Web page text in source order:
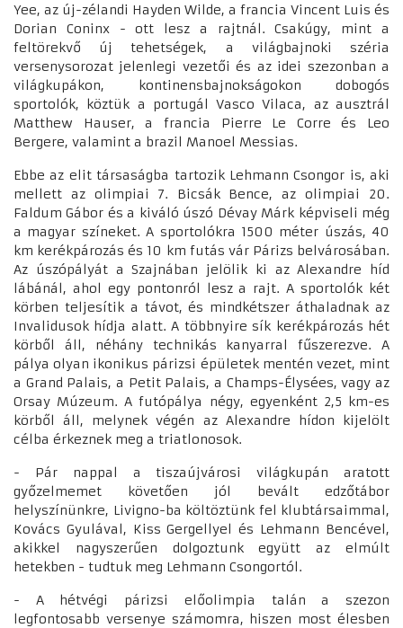
Yee, az új-zélandi Hayden Wilde, a francia Vincent Luis és
Dorian Coninx - ott lesz a rajtnál. Csakúgy, mint a
feltörekvő új tehetségek, a világbajnoki széria
versenysorozat jelenlegi vezetői és az idei szezonban a
világkupákon, kontinensbajnokságokon dobogós
sportolók, köztük a portugál Vasco Vilaca, az ausztrál
Matthew Hauser, a francia Pierre Le Corre és Leo
Bergere, valamint a brazil Manoel Messias.
Ebbe az elit társaságba tartozik Lehmann Csongor is, aki
mellett az olimpiai 7. Bicsák Bence, az olimpiai 20.
Faldum Gábor és a kiváló úszó Dévay Márk képviseli még
a magyar színeket. A sportolókra 1500 méter úszás, 40
km kerékpározás és 10 km futás vár Párizs belvárosában.
Az úszópályát a Szajnában jelölik ki az Alexandre híd
lábánál, ahol egy pontonról lesz a rajt. A sportolók két
körben teljesítik a távot, és mindkétszer áthaladnak az
Invalidusok hídja alatt. A többnyire sík kerékpározás hét
körből áll, néhány technikás kanyarral fűszerezve. A
pálya olyan ikonikus párizsi épületek mentén vezet, mint
a Grand Palais, a Petit Palais, a Champs-Élysées, vagy az
Orsay Múzeum. A futópálya négy, egyenként 2,5 km-es
körből áll, melynek végén az Alexandre hídon kijelölt
célba érkeznek meg a triatlonosok.
- Pár nappal a tiszaújvárosi világkupán aratott
győzelmemet követően jól bevált edzőtábor
helyszínünkre, Livigno-ba költöztünk fel klubtársaimmal,
Kovács Gyulával, Kiss Gergellyel és Lehmann Bencével,
akikkel nagyszerűen dolgoztunk együtt az elmúlt
hetekben - tudtuk meg Lehmann Csongortól.
- A hétvégi párizsi előolimpia talán a szezon
legfontosabb versenye számomra, hiszen most élesben